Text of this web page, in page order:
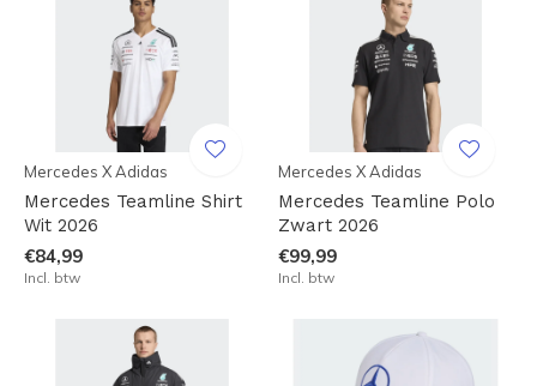
Mercedes X Adidas
Mercedes Teamline Shirt
Wit 2026
€84,99
Incl. btw
Mercedes X Adidas
Mercedes Teamline Polo
Zwart 2026
€99,99
Incl. btw